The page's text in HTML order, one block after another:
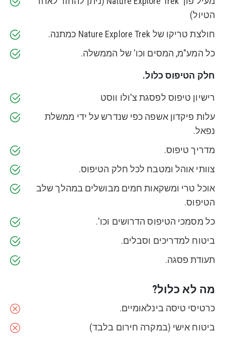
הטיול)
חולצת טריקו של Nature Explore Trek כמתנה.
כל המע"מ, המסים וכו' של הממשלה.
חלק הטיפוס כלול.
רישיון טיפוס לפסגת צ'ולו ווסט
עלות פיקדון אשפה כפי שנדרש על ידי ממשלת
נפאל.
מדריך טיפוס.
צוותי אוהל ומטבח לכל חלק הטיפוס.
אוכל טרי ומשקאות חמים מבושלים במהלך שלב
הטיפוס.
כל מסמכי הטיפוס הדרושים וכו'.
ביטוח למדריכים וסבלים.
תעודת פסגה.
מה לא כלול?
כרטיסי טיסה בינלאומיים.
ביטוח אישי (במקרה חירום בלבד)